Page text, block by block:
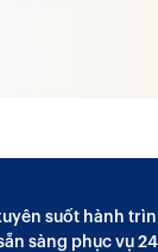
suốt hành
sàng phục vụ